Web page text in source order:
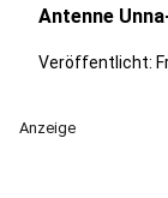
Antenne
Veröffentlicht:
Anzeige